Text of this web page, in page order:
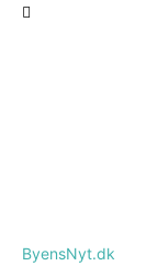
ByensNyt.dk